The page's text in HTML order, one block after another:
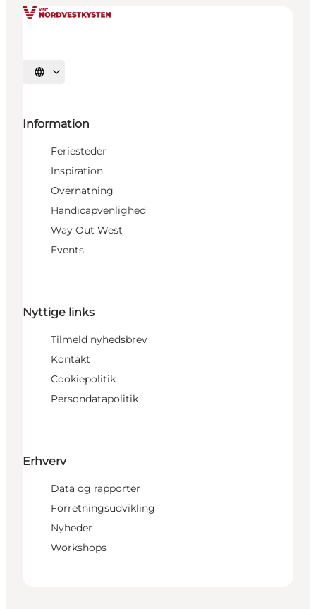
Vælg sprog
Information
Feriesteder
Inspiration
Overnatning
Handicapvenlighed
Way Out West
Events
Nyttige links
Tilmeld nyhedsbrev
Kontakt
Cookiepolitik
Persondatapolitik
Erhverv
Data og rapporter
Forretningsudvikling
Nyheder
Workshops